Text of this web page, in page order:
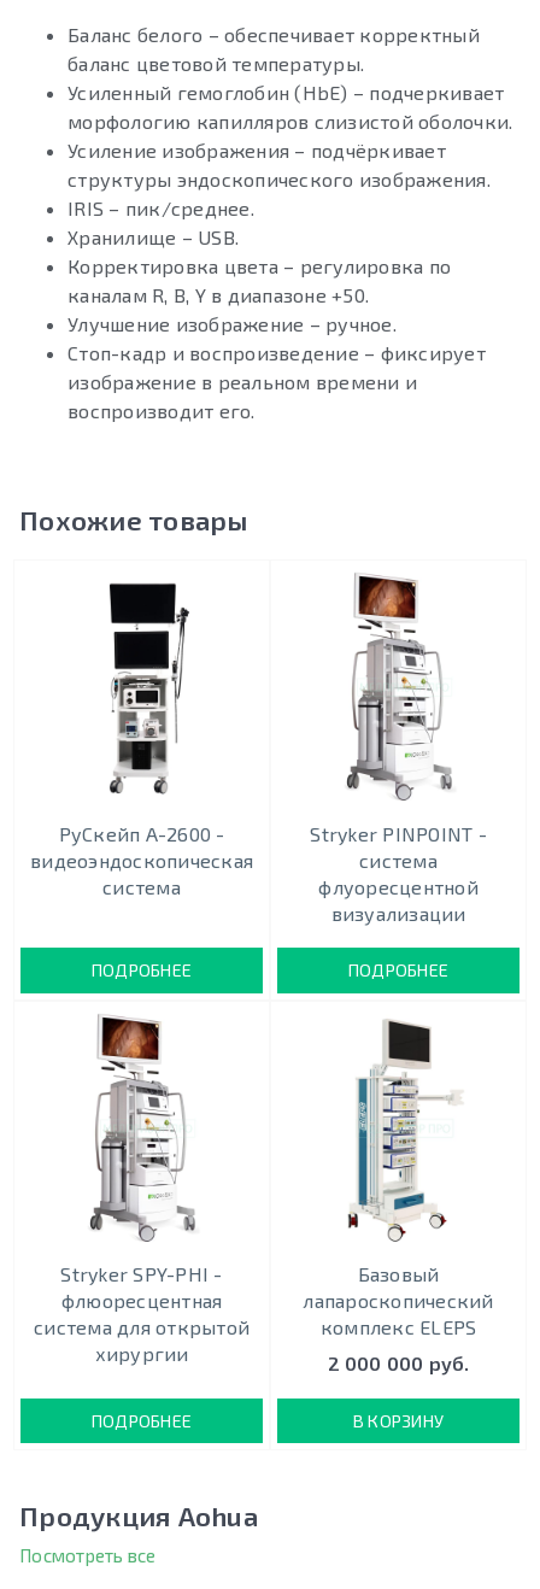
Баланс белого – обеспечивает корректный
баланс цветовой температуры.
Усиленный гемоглобин (HbE) – подчеркивает
морфологию капилляров слизистой оболочки.
Усиление изображения – подчёркивает
структуры эндоскопического изображения.
IRIS – пик/среднее.
Хранилище – USB.
Корректировка цвета – регулировка по
каналам R, B, Y в диапазоне +50.
Улучшение изображение – ручное.
Стоп-кадр и воспроизведение – фиксирует
изображение в реальном времени и
воспроизводит его.
Похожие товары
РуСкейп А-2600 -
видеоэндоскопическая
система
ПОДРОБНЕЕ
Stryker PINPOINT -
cистема
флуоресцентной
визуализации
ПОДРОБНЕЕ
Stryker SPY-PHI -
флюоресцентная
система для открытой
хирургии
ПОДРОБНЕЕ
Базовый
лапароскопический
комплекс ELEPS
2 000 000 руб.
В КОРЗИНУ
Продукция Aohua
Посмотреть все